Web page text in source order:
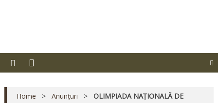
Home > Anunțuri >
OLIMPIADA NAȚIONALĂ DE